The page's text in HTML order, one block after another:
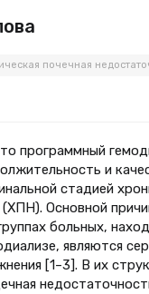
почечная
программный
и
стадией
Основной
больных,
являются
[1–3]. В их